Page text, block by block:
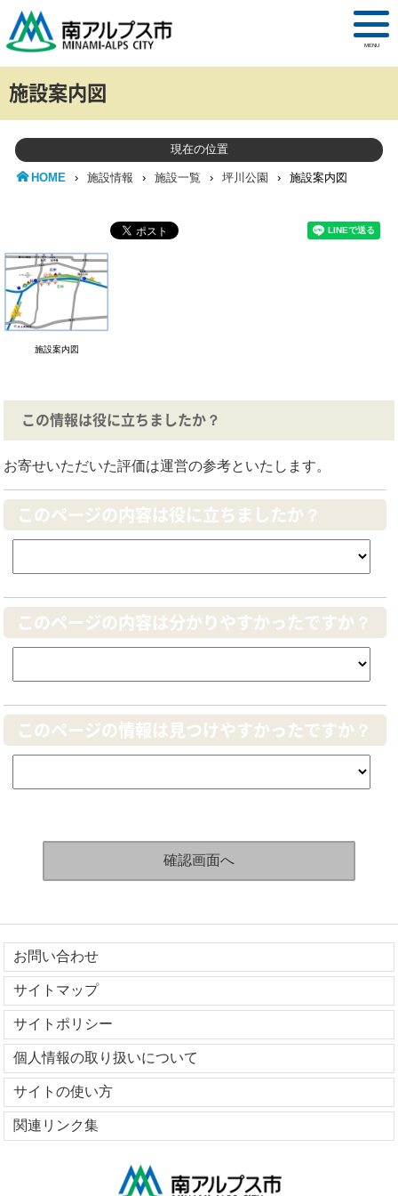
MENU
施設案内図
現在の位置
HOME › 施設情報 › 施設一覧 › 坪川公園 › 施設案内図
施設案内図
この情報は役に立ちましたか？
お寄せいただいた評価は運営の参考といたします。
このページの内容は役に立ちましたか？
このページの内容は分かりやすかったですか？
このページの情報は見つけやすかったですか？
お問い合わせ
サイトマップ
サイトポリシー
個人情報の取り扱いについて
サイトの使い方
関連リンク集